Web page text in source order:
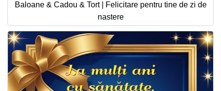
Baloane & Cadou & Tort | Felicitare pentru tine de zi de
nastere